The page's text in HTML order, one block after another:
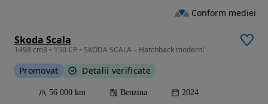
Skoda Scala
1498 cm3 • 150 CP • SKODA SCALA – Hatchback modern!
Promovat Detalii verificate
56 000 km Benzina 2024
Conform mediei